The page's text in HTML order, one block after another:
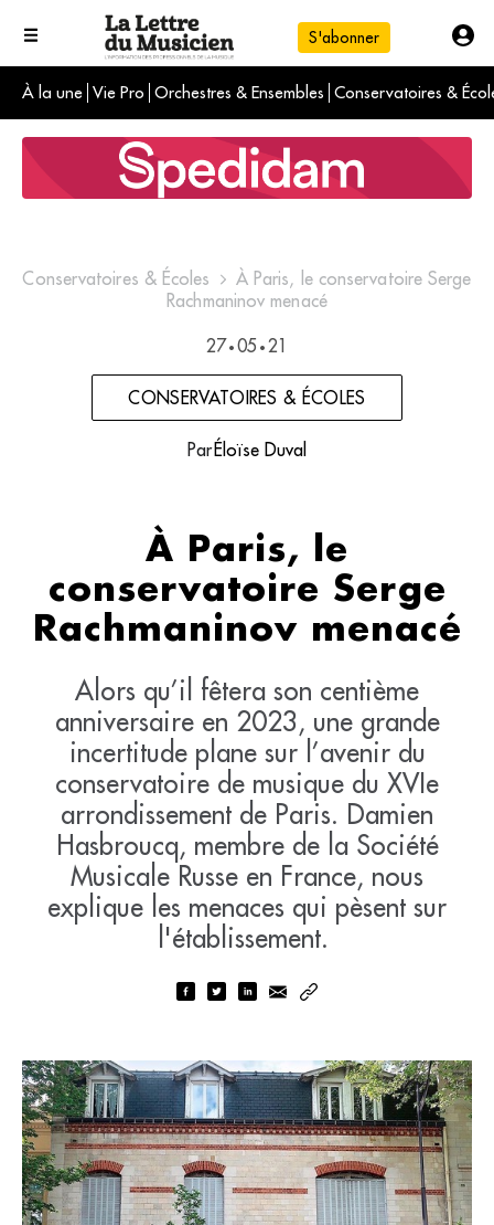
S'abonner
À la une Vie Pro Orchestres & Ensembles Conservatoires &
L'info du jour
Le numéro du mois
International
Conservatoires & Écoles
À Paris, le conservatoire Serge
Rachmaninov menacé
27 • 05 • 21
CONSERVATOIRES & ÉCOLES
ParÉloïse Duval
À Paris, le
conservatoire Serge
Rachmaninov menacé
Alors qu’il fêtera son centième
anniversaire en 2023, une grande
incertitude plane sur l’avenir du
conservatoire de musique du XVIe
arrondissement de Paris. Damien
Hasbroucq, membre de la Société
Musicale Russe en France, nous
explique les menaces qui pèsent sur
l'établissement.